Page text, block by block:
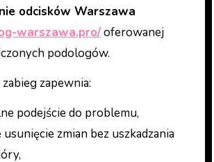
odcisków Warszawa
warszawa.pro/oferowanej
podologów.
zapewnia:
podejście do problemu,
zmian bez uszkadzania